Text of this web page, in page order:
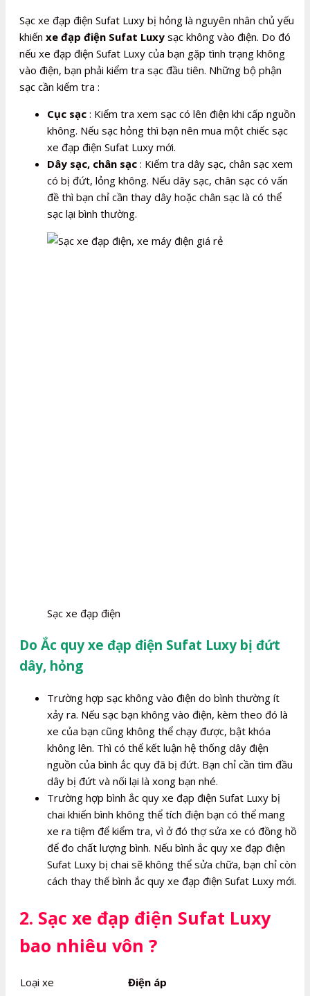
Sạc xe đạp điện Sufat Luxy bị hỏng là nguyên nhân chủ yếu
khiến xe đạp điện Sufat Luxy sạc không vào điện. Do đó
nếu xe đạp điện Sufat Luxy của bạn gặp tình trạng không
vào điện, bạn phải kiểm tra sạc đầu tiên. Những bộ phận
sạc cần kiểm tra :
Cục sạc : Kiểm tra xem sạc có lên điện khi cấp nguồn
không. Nếu sạc hỏng thì bạn nên mua một chiếc sạc
xe đạp điện Sufat Luxy mới.
Dây sạc, chân sạc : Kiểm tra dây sạc, chân sạc xem
có bị đứt, lỏng không. Nếu dây sạc, chân sạc có vấn
đề thì bạn chỉ cần thay dây hoặc chân sạc là có thể
sạc lại bình thường.
Sạc xe đạp điện
Do Ắc quy xe đạp điện Sufat Luxy bị đứt
dây, hỏng
Trường hợp sạc không vào điện do bình thường ít
xảy ra. Nếu sạc bạn không vào điện, kèm theo đó là
xe của bạn cũng không thể chạy được, bật khóa
không lên. Thì có thể kết luận hệ thống dây điện
nguồn của bình ắc quy đã bị đứt. Bạn chỉ cần tìm đầu
dây bị đứt và nối lại là xong bạn nhé.
Trường hợp bình ắc quy xe đạp điện Sufat Luxy bị
chai khiến bình không thể tích điện bạn có thể mang
xe ra tiệm để kiểm tra, vì ở đó thợ sửa xe có đồng hồ
để đo chất lượng bình. Nếu bình ắc quy xe đạp điện
Sufat Luxy bị chai sẽ không thể sửa chữa, bạn chỉ còn
cách thay thế bình ắc quy xe đạp điện Sufat Luxy mới.
2. Sạc xe đạp điện Sufat Luxy
bao nhiêu vôn ?
Loại xe Điện áp